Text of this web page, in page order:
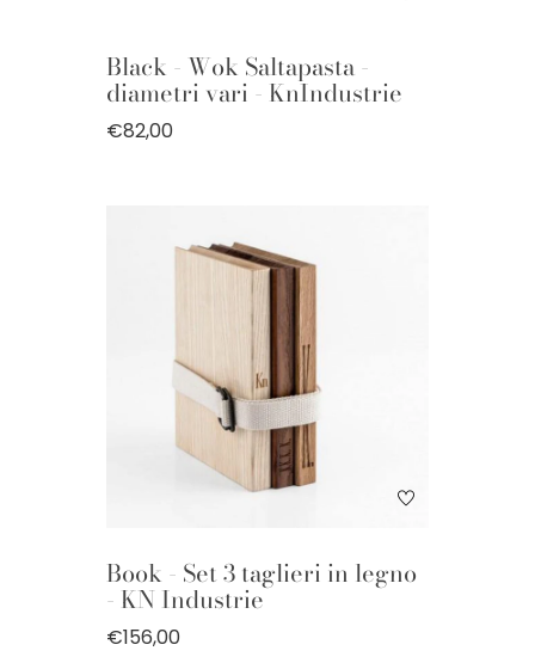
Black - Wok Saltapasta -
diametri vari - KnIndustrie
€82,00
Book - Set 3 taglieri in legno
- KN Industrie
€156,00